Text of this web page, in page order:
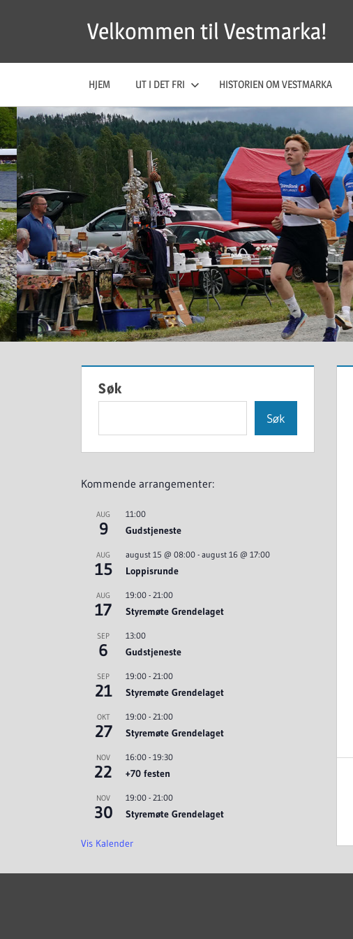
Velkommen til Vestmarka!
HJEM UT I DET FRI HISTORIEN OM VESTMARKA
Søk
Søk
Kommende arrangementer:
AUG
9
11:00
Gudstjeneste
AUG
15
august 15 @ 08:00 - august 16 @ 17:00
Loppisrunde
AUG
17
19:00 - 21:00
Styremøte Grendelaget
SEP
6
13:00
Gudstjeneste
SEP
21
19:00 - 21:00
Styremøte Grendelaget
OKT
27
19:00 - 21:00
Styremøte Grendelaget
NOV
22
16:00 - 19:30
+70 festen
NOV
30
19:00 - 21:00
Styremøte Grendelaget
Vis Kalender